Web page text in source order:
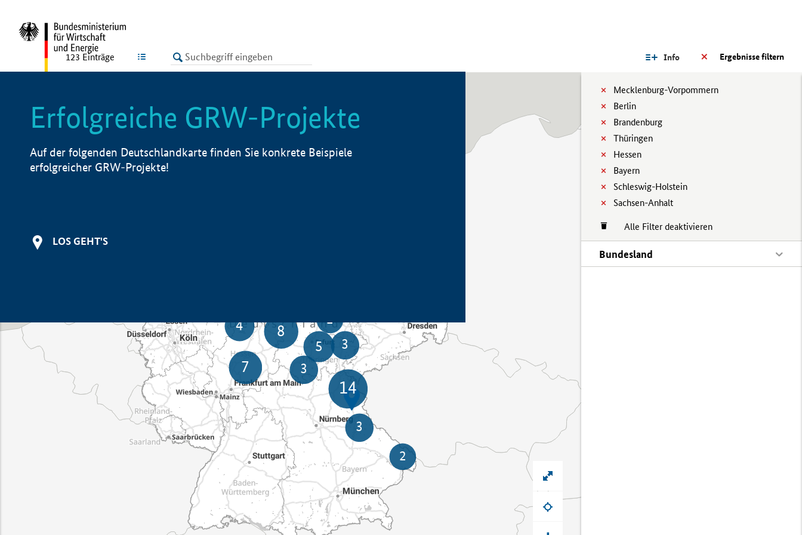
LISTE Ergebnisse filtern
Info
Mecklenburg-Vorpommern
Berlin
Brandenburg
Thüringen
Hessen
Bayern
Schleswig-Holstein
Sachsen-Anhalt
Alle Filter deaktivieren
Bundesland
123 Einträge
Erfolgreiche GRW-Projekte
Auf der folgenden Deutschlandkarte finden Sie konkrete Beispiele
erfolgreicher GRW-Projekte!
LOS GEHT'S